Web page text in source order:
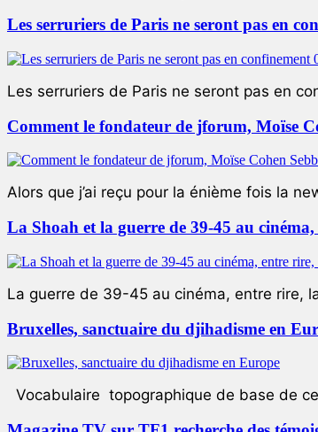
Les serruriers de Paris ne seront pas en
Les serruriers de Paris ne seront pas en
Comment le fondateur de jforum, Moïse
Alors que j’ai reçu pour la énième fois la
La Shoah et la guerre de 39-45 au
La guerre de 39-45 au cinéma, entre rire,
Bruxelles, sanctuaire du djihadisme en
Vocabulaire topographique de base de